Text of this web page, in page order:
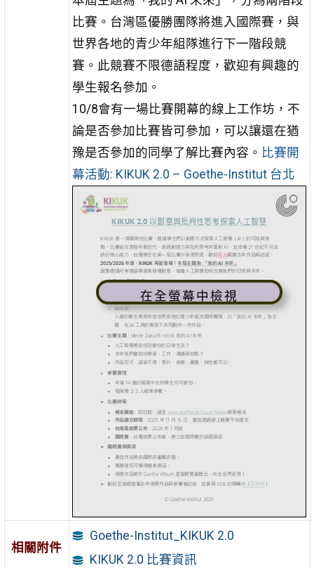
比賽。台灣區優勝團隊將進入國際賽，與
世界各地的青少年組隊進行下一階段競
賽。 此競賽不限德語程度，歡迎有興趣的
學生報名參加。
10/8會有一場比賽開幕的線上工作坊，不
論是否參加比賽皆可參加，可以讓還在猶
豫是否參加的同學了解比賽內容。 比賽開
幕活動: KIKUK 2.0 – Goethe-Institut 台北
在全螢幕中檢視
相關附件
Goethe-Institut_KIKUK 2.0
KIKUK 2.0 比賽資訊